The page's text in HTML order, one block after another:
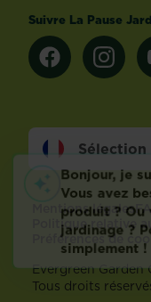
Suivre La Pause
Sélection
Footer
Mentions légales
Politique relative
Préférences de
Evergreen Garden
Tous droits